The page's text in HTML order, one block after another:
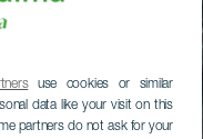
use cookies or similar
data like your visit on this
partners do not ask for your